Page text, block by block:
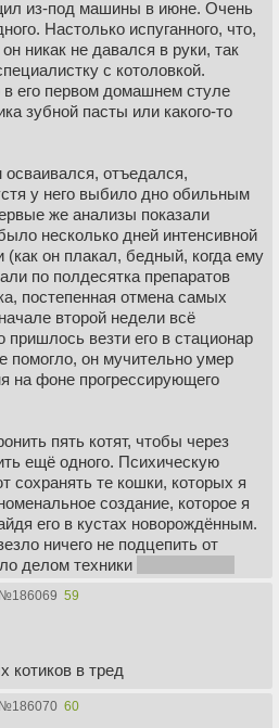
из-под машины в июне. Очень
Настолько испуганного, что,
никак не давался в руки, так
с котоловкой.
в его первом домашнем стуле
зубной пасты или какого-то
отъедался,
у него выбило дно обильным
же анализы показали
несколько дней интенсивной
(как он плакал, бедный, когда ему
по полдесятка препаратов
постепенная отмена самых
второй недели всё
пришлось везти его в стационар
помогло, он мучительно умер
на фоне прогрессирующего
пять котят, чтобы через
ещё одного. Психическую
сохранять те кошки, которых я
создание, которое я
его в кустах новорождённым.
ничего не подцепить от
делом техники
№186069 59
котиков в тред
№186070 60